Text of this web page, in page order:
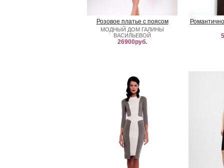
Розовое платье с поясом
МОДНЫЙ ДОМ ГАЛИНЫ
ВАСИЛЬЕВОЙ
26900руб.